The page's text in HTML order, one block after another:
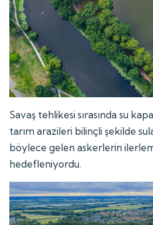
Savaş tehlikesi sırasında su
tarım arazileri bilinçli şekilde
böylece gelen askerlerin
hedefleniyordu.